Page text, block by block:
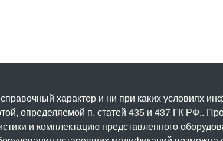
характер и ни при каких условиях
определяемой п. статей 435 и 437 ГК РФ..
и комплектацию представленного